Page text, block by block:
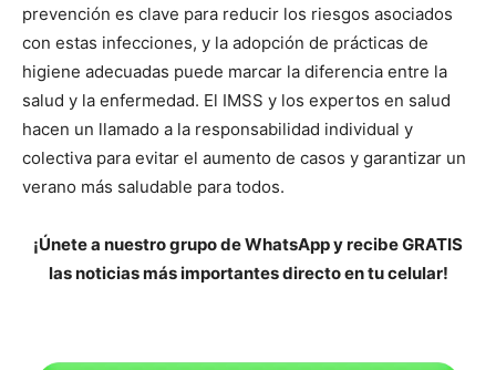
prevención es clave para reducir los riesgos asociados
con estas infecciones, y la adopción de prácticas de
higiene adecuadas puede marcar la diferencia entre la
salud y la enfermedad. El IMSS y los expertos en salud
hacen un llamado a la responsabilidad individual y
colectiva para evitar el aumento de casos y garantizar un
verano más saludable para todos.
¡Únete a nuestro grupo de WhatsApp y recibe GRATIS
las noticias más importantes directo en tu celular!